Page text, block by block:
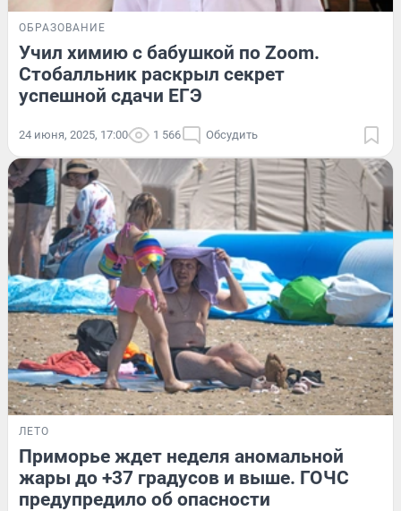
ОБРАЗОВАНИЕ
Учил химию с бабушкой по Zoom.
Стобалльник раскрыл секрет
успешной сдачи ЕГЭ
24 июня, 2025, 17:00 1 566 Обсудить
ЛЕТО
Приморье ждет неделя аномальной
жары до +37 градусов и выше. ГОЧС
предупредило об опасности